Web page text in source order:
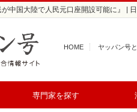
中国大陸で人民元口座開設可能に』 |
HOME ヤッパン号
専門家を探す